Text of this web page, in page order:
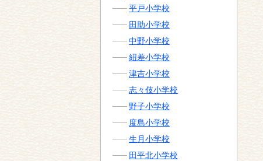
平戸小学校
田助小学校
中野小学校
紐差小学校
津吉小学校
志々伎小学校
野子小学校
度島小学校
生月小学校
田平北小学校